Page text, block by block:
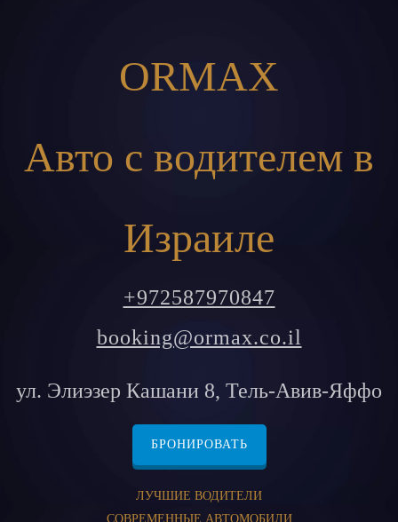
ORMAX
Авто с водителем в
Израиле
+972587970847
booking@ormax.co.il
ул. Элиэзер Кашани 8, Тель-Авив-Яффо
БРОНИРОВАТЬ
ЛУЧШИЕ ВОДИТЕЛИ
СОВРЕМЕННЫЕ АВТОМОБИЛИ